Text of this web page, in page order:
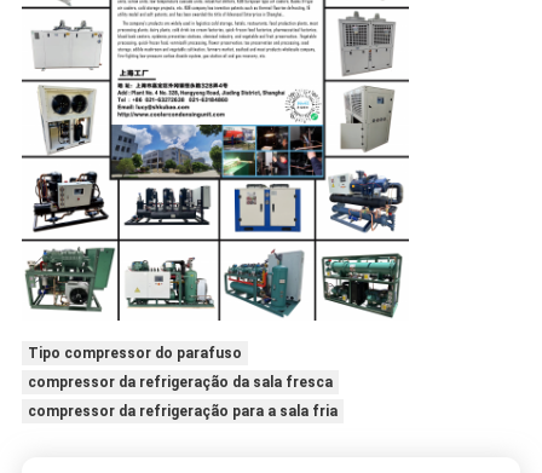
Tipo compressor do parafuso
compressor da refrigeração da sala fresca
compressor da refrigeração para a sala fria